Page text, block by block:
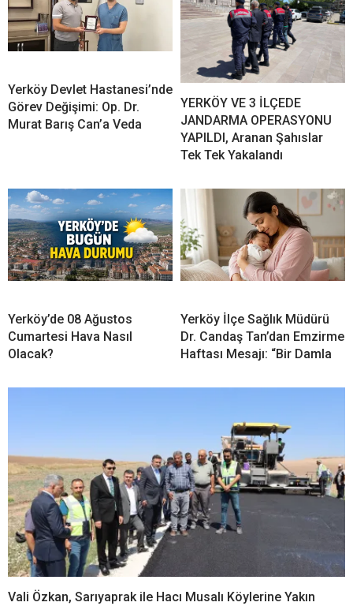
Yerköy Devlet Hastanesi’nde
Görev Değişimi: Op. Dr.
Murat Barış Can’a Veda
YERKÖY VE 3 İLÇEDE
JANDARMA OPERASYONU
YAPILDI, Aranan Şahıslar
Tek Tek Yakalandı
Yerköy’de 08 Ağustos
Cumartesi Hava Nasıl
Olacak?
Yerköy İlçe Sağlık Müdürü
Dr. Candaş Tan’dan Emzirme
Haftası Mesajı: “Bir Damla
Vali Özkan, Sarıyaprak ile Hacı Musalı Köylerine Yakın